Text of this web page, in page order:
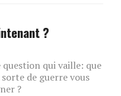
?
question qui vaille: que
de guerre vous
?